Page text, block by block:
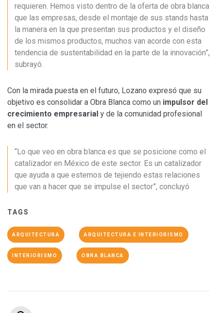
requieren. Hemos visto dentro de la oferta de obra blanca
que las empresas, desde el montaje de sus stands hasta
la manera en la que presentan sus productos y el diseño
de los mismos productos, muchos van acorde con esta
tendencia de sustentabilidad en la parte de la innovación”,
subrayó.
Con la mirada puesta en el futuro, Lozano expresó que su
objetivo es consolidar a Obra Blanca como un impulsor del
crecimiento empresarial y de la comunidad profesional
en el sector.
“Lo que veo en obra blanca es que se posicione como el
catalizador en México de este sector. Es un catalizador
que ayuda a que estemos de tejiendo estas relaciones
que van a hacer que se impulse el sector”, concluyó
TAGS
ARQUITECTURA ARQUITECTURA E INTERIORISMO
INTERIORISMO OBRA BLANCA